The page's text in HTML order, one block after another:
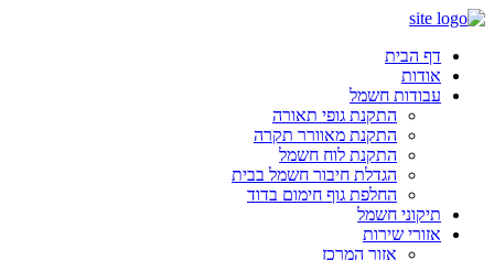
דף הבית
אודות
עבודות חשמל
התקנת גופי תאורה
התקנת מאוורר תקרה
התקנת לוח חשמל
הגדלת חיבור חשמל בבית
החלפת גוף חימום בדוד
תיקוני חשמל
אזורי שירות
אזור המרכז